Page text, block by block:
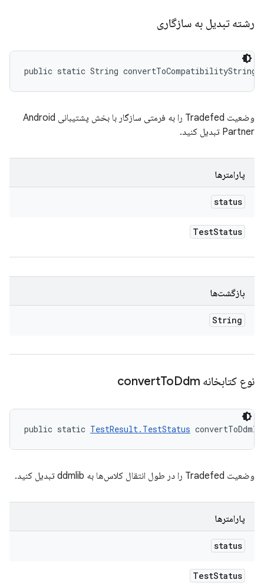
رشته تبدیل به سازگاری
public static String convertToCompatibilityString
وضعیت Tradefed را به فرمتی سازگار با بخش پشتیبانی Android
Partner تبدیل کنید.
پارامترها
status
TestStatus
بازگشت‌ها
String
نوع کتابخانه convert ToDdm
public static TestResult.TestStatus
وضعیت Tradefed را در طول انتقال کلاس‌ها به ddmlib تبدیل کنید.
پارامترها
status
TestStatus